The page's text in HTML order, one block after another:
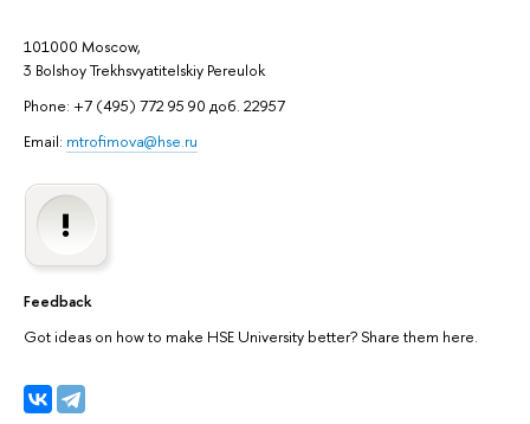
101000 Moscow,
3 Bolshoy Trekhsvyatitelskiy Pereulok
Phone: +7 (495) 772 95 90 доб. 22957
Email: mtrofimova@hse.ru
Feedback
Got ideas on how to make HSE University better? Share them here.